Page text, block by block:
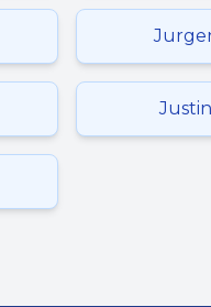
Justin